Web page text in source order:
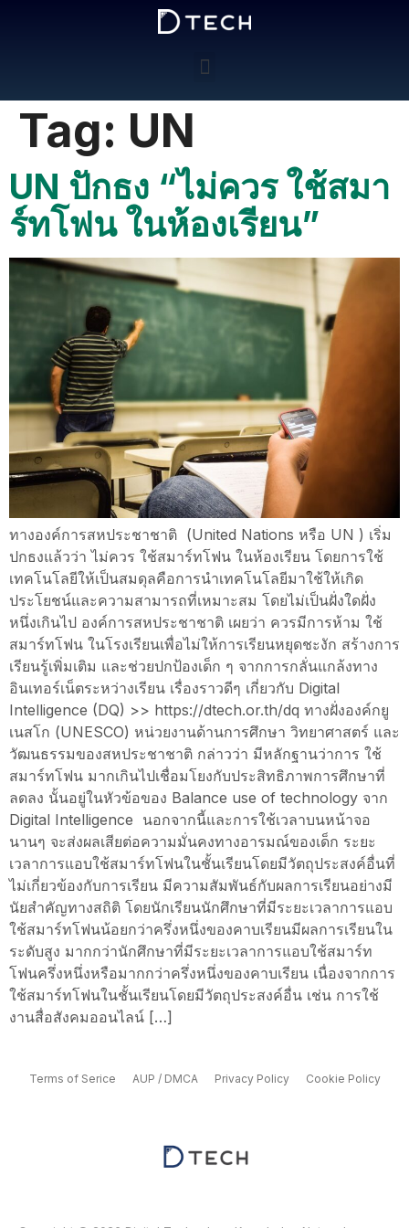
Tag: UN
UN ปักธง “ไม่ควร ใช้สมา
ร์ทโฟน ในห้องเรียน”
ทางองค์การสหประชาชาติ (United Nations หรือ UN ) เริ่ม
ปกธงแล้วว่า ไม่ควร ใช้สมาร์ทโฟน ในห้องเรียน โดยการใช้
เทคโนโลยีให้เป็นสมดุลคือการนำเทคโนโลยีมาใช้ให้เกิด
ประโยชน์และความสามารถที่เหมาะสม โดยไม่เป็นฝั่งใดฝั่ง
หนึ่งเกินไป องค์การสหประชาชาติ เผยว่า ควรมีการห้าม ใช้
สมาร์ทโฟน ในโรงเรียนเพื่อไม่ให้การเรียนหยุดชะงัก สร้างการ
เรียนรู้เพิ่มเติม และช่วยปกป้องเด็ก ๆ จากการกลั่นแกล้งทาง
อินเทอร์เน็ตระหว่างเรียน เรื่องราวดีๆ เกี่ยวกับ Digital
Intelligence (DQ) >> https://dtech.or.th/dq ทางฝั่งองค์กยู
เนสโก (UNESCO) หน่วยงานด้านการศึกษา วิทยาศาสตร์ และ
วัฒนธรรมของสหประชาชาติ กล่าวว่า มีหลักฐานว่าการ ใช้
สมาร์ทโฟน มากเกินไปเชื่อมโยงกับประสิทธิภาพการศึกษาที่
ลดลง นั้นอยู่ในหัวข้อของ Balance use of technology จาก
Digital Intelligence นอกจากนี้และการใช้เวลาบนหน้าจอ
นานๆ จะส่งผลเสียต่อความมั่นคงทางอารมณ์ของเด็ก ระยะ
เวลาการแอบใช้สมาร์ทโฟนในชั้นเรียนโดยมีวัตถุประสงค์อื่นที่
ไม่เกี่ยวข้องกับการเรียน มีความสัมพันธ์กับผลการเรียนอย่างมี
นัยสำคัญทางสถิติ โดยนักเรียนนักศึกษาที่มีระยะเวลาการแอบ
ใช้สมาร์ทโฟนน้อยกว่าครึ่งหนึ่งของคาบเรียนมีผลการเรียนใน
ระดับสูง มากกว่านักศึกษาที่มีระยะเวลาการแอบใช้สมาร์ท
โฟนครึ่งหนึ่งหรือมากกว่าครึ่งหนึ่งของคาบเรียน เนื่องจากการ
ใช้สมาร์ทโฟนในชั้นเรียนโดยมีวัตถุประสงค์อื่น เช่น การใช้
งานสื่อสังคมออนไลน์ […]
Terms of Serice AUP / DMCA Privacy Policy Cookie Policy